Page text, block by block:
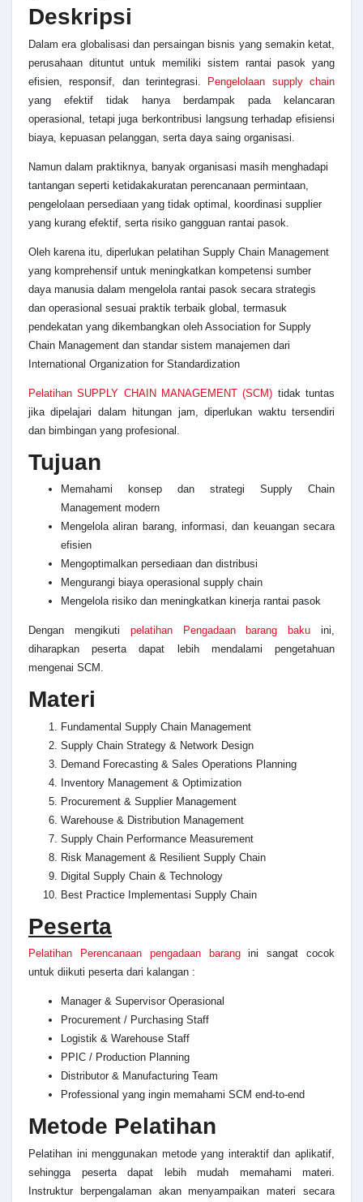
Deskripsi
Dalam era globalisasi dan persaingan bisnis yang semakin ketat,
perusahaan dituntut untuk memiliki sistem rantai pasok yang
efisien, responsif, dan terintegrasi. Pengelolaan supply chain
yang efektif tidak hanya berdampak pada kelancaran
operasional, tetapi juga berkontribusi langsung terhadap efisiensi
biaya, kepuasan pelanggan, serta daya saing organisasi.
Namun dalam praktiknya, banyak organisasi masih menghadapi
tantangan seperti ketidakakuratan perencanaan permintaan,
pengelolaan persediaan yang tidak optimal, koordinasi supplier
yang kurang efektif, serta risiko gangguan rantai pasok.
Oleh karena itu, diperlukan pelatihan Supply Chain Management
yang komprehensif untuk meningkatkan kompetensi sumber
daya manusia dalam mengelola rantai pasok secara strategis
dan operasional sesuai praktik terbaik global, termasuk
pendekatan yang dikembangkan oleh Association for Supply
Chain Management dan standar sistem manajemen dari
International Organization for Standardization
Pelatihan SUPPLY CHAIN MANAGEMENT (SCM) tidak tuntas
jika dipelajari dalam hitungan jam, diperlukan waktu tersendiri
dan bimbingan yang profesional.
Tujuan
Memahami konsep dan strategi Supply Chain
Management modern
Mengelola aliran barang, informasi, dan keuangan secara
efisien
Mengoptimalkan persediaan dan distribusi
Mengurangi biaya operasional supply chain
Mengelola risiko dan meningkatkan kinerja rantai pasok
Dengan mengikuti pelatihan Pengadaan barang bakuini,
diharapkan peserta dapat lebih mendalami pengetahuan
mengenai SCM.
Materi
Fundamental Supply Chain Management
Supply Chain Strategy & Network Design
Demand Forecasting & Sales Operations Planning
Inventory Management & Optimization
Procurement & Supplier Management
Warehouse & Distribution Management
Supply Chain Performance Measurement
Risk Management & Resilient Supply Chain
Digital Supply Chain & Technology
Best Practice Implementasi Supply Chain
Peserta
Pelatihan Perencanaan pengadaan barangini sangat cocok
untuk diikuti peserta dari kalangan :
Manager & Supervisor Operasional
Procurement / Purchasing Staff
Logistik & Warehouse Staff
PPIC / Production Planning
Distributor & Manufacturing Team
Professional yang ingin memahami SCM end-to-end
Metode Pelatihan
Pelatihan ini menggunakan metode yang interaktif dan aplikatif,
sehingga peserta dapat lebih mudah memahami materi.
Instruktur berpengalaman akan menyampaikan materi secara